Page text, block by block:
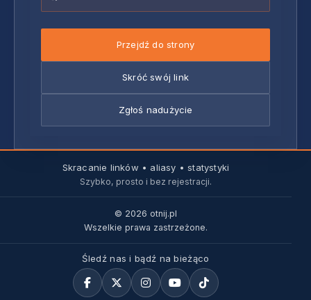
Przejdź do strony
Skróć swój link
Zgłoś nadużycie
Skracanie linków • aliasy • statystyki
Szybko, prosto i bez rejestracji.
© 2026 otnij.pl
Wszelkie prawa zastrzeżone.
Śledź nas i bądź na bieżąco